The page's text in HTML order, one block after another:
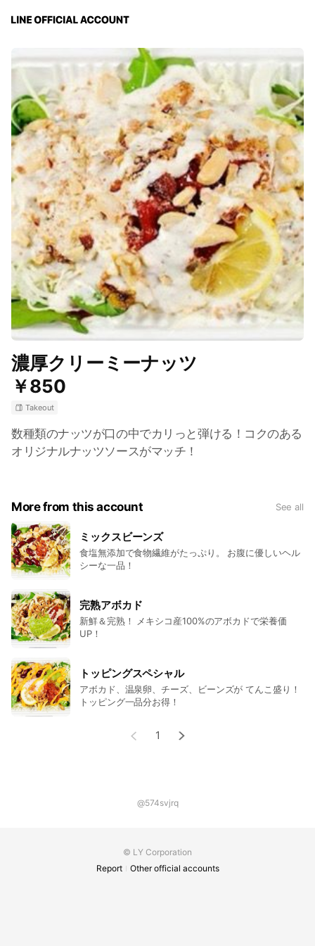
濃厚クリーミーナッツ
￥850
Takeout
数種類のナッツが口の中でカリっと弾ける！コクのある
オリジナルナッツソースがマッチ！
More from this account See all
ミックスビーンズ
食塩無添加で食物繊維がたっぷり。 お腹に優しいヘル
シーな一品！
完熟アボカド
新鮮＆完熟！ メキシコ産100%のアボカドで栄養価
UP！
トッピングスペシャル
アボカド、温泉卵、チーズ、ビーンズが てんこ盛り！
トッピング一品分お得！
1
@574svjrq
© LY Corporation
Report
Other official accounts